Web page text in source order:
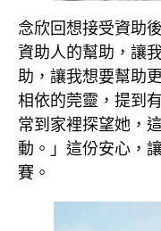
念欣回想接受資助
資助人的幫助，讓
助，讓我想要幫助
相依的莞靈，提到
常到家裡探望她，
動。」這份安心，
賽。